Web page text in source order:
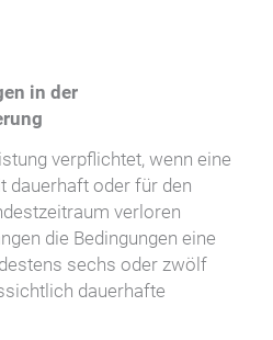
in der
verpflichtet, wenn eine
dauerhaft oder für den
verloren
die Bedingungen eine
sechs oder zwölf
dauerhafte